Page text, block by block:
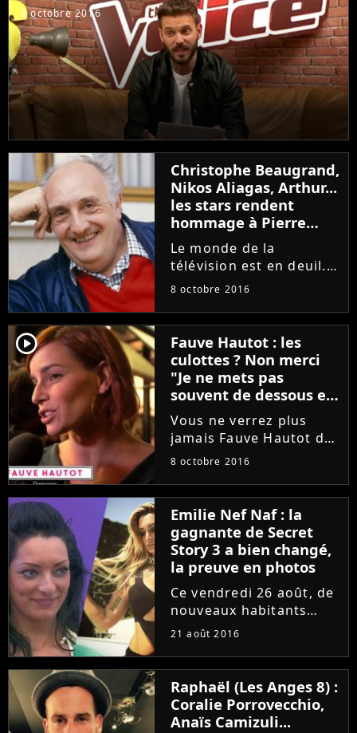
8 octobre 2016
Christophe Beaugrand,
Nikos Aliagas, Arthur...
les stars rendent
hommage à Pierre
Tchernia
Le monde de la
télévision est en deuil.
C'est ce samedi 8
Tchernia est décédé à
l'âge de 88 ans. Et c'est
sur Twitter que de
nombreuses stars
(Arthur, Nikos Aliagas,...
8 octobre 2016
player2
Fauve Hautot : les
culottes ? Non merci
"Je ne mets pas
souvent de dessous et
j'assume"
Vous ne verrez plus
jamais Fauve Hautot de
la même façon après
croire la jurée de Danse
avec les stars 7, elle
n'est pas une vraie fan
de culottes.
8 octobre 2016
Emilie Nef Naf : la
gagnante de Secret
Story 3 a bien changé,
la preuve en photos
Ce vendredi 26 août, de
nouveaux habitants
feront leur entrée dans
de Secret Story 10. Mais
avant eux, de nombreux
candidats sont passés
par l'émission comme...
21 août 2016
Raphaël (Les Anges 8) :
Coralie Porrovecchio,
Anaïs Camizuli...